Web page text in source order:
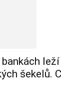
leží
šekelů.